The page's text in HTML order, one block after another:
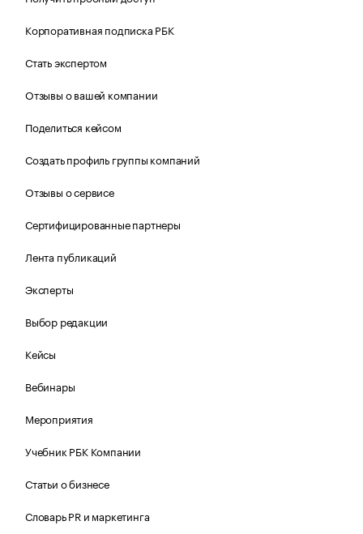
Корпоративная подписка РБК
Стать экспертом
Отзывы о вашей компании
Поделиться кейсом
Создать профиль группы компаний
Отзывы о сервисе
Сертифицированные партнеры
Лента публикаций
Эксперты
Выбор редакции
Кейсы
Вебинары
Мероприятия
Учебник РБК Компании
Статьи о бизнесе
Словарь PR и маркетинга